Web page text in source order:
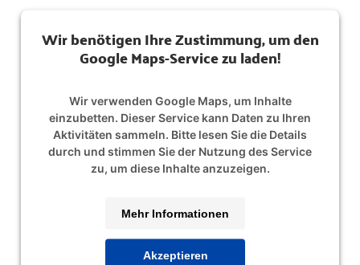
Wir benötigen Ihre Zustimmung, um den
Google Maps-Service zu laden!
Wir verwenden Google Maps, um Inhalte
einzubetten. Dieser Service kann Daten zu Ihren
Aktivitäten sammeln. Bitte lesen Sie die Details
durch und stimmen Sie der Nutzung des Service
zu, um diese Inhalte anzuzeigen.
Mehr Informationen
Akzeptieren